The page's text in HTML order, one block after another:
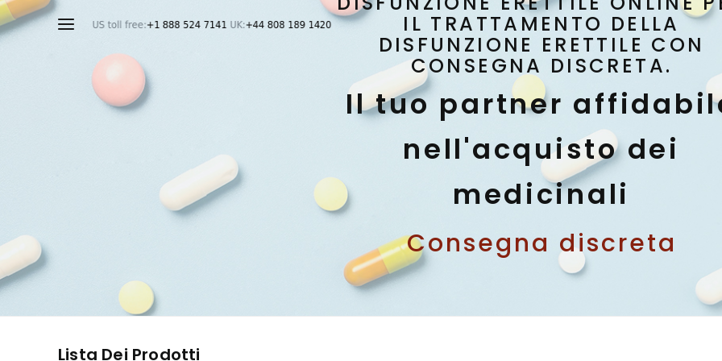
IL TRATTAMENTO DELLA
DISFUNZIONE ERETTILE CON
CONSEGNA DISCRETA.
Il tuo partner
nell'acquisto dei
medicinali
Consegna discreta
Lista Dei Prodotti